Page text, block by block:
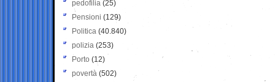
pedofilia (25)
Pensioni (129)
Politica (40.840)
polizia (253)
Porto (12)
povertà (502)